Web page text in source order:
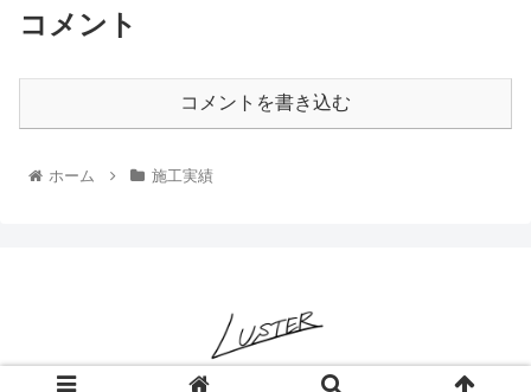
コメント
コメントを書き込む
ホーム 施工実績